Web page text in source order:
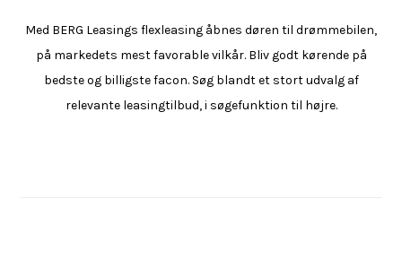
Med BERG Leasings flexleasing åbnes døren til drømmebilen,
på markedets mest favorable vilkår. Bliv godt kørende på
bedste og billigste facon. Søg blandt et stort udvalg af
relevante leasingtilbud, i søgefunktion til højre.